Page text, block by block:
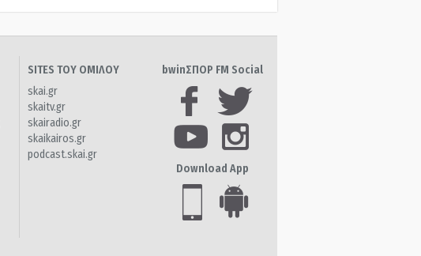
SITES ΤΟΥ ΟΜΙΛΟΥ
skai.gr
skaitv.gr
skairadio.gr
skaikairos.gr
podcast.skai.gr
bwinΣΠΟΡ FM Social
Download App